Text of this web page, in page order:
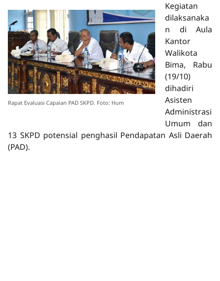
Rapat Evaluasi Capaian PAD SKPD. Foto: Hum
Kegiatan
dilaksanaka
n di Aula
Kantor
Walikota
Bima, Rabu
(19/10)
dihadiri
Asisten
Administrasi
Umum dan
13 SKPD potensial penghasil Pendapatan Asli Daerah
(PAD).